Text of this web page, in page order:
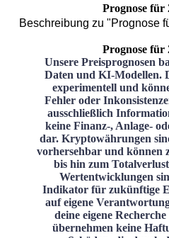
Prognose für
Beschreibung zu "Prognose
Prognose für
Unsere Preisprognosen
Daten und KI-Modellen.
experimentell und
Fehler oder
ausschließlich
keine Finanz-, Anlage-
dar. Kryptowährungen
vorhersehbar und können
bis hin zum
Wertentwicklungen
Indikator für zukünftige
auf eigene
deine eigene
übernehmen keine